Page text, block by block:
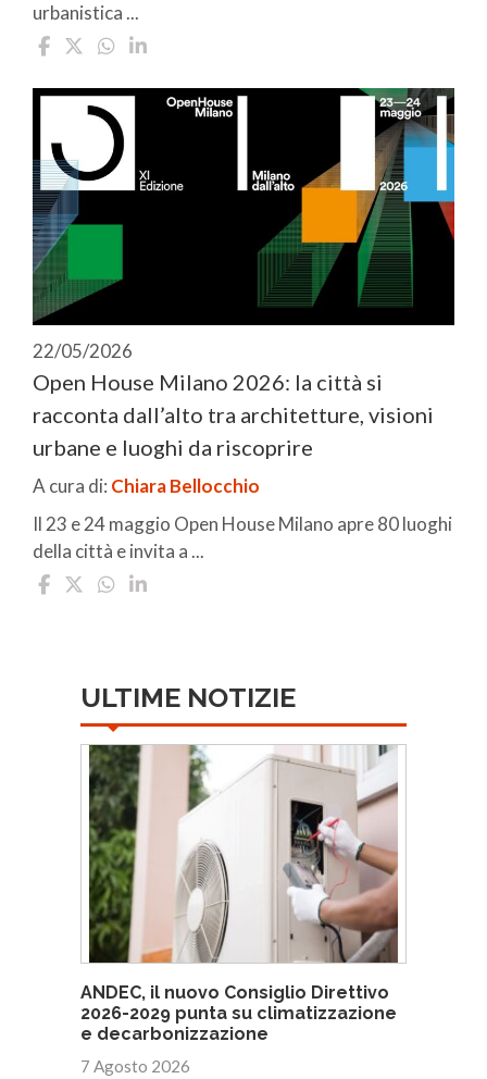
urbanistica ...
22/05/2026
Open House Milano 2026: la città si
racconta dall’alto tra architetture, visioni
urbane e luoghi da riscoprire
A cura di: Chiara Bellocchio
Il 23 e 24 maggio Open House Milano apre 80 luoghi
della città e invita a ...
ULTIME NOTIZIE
ANDEC, il nuovo Consiglio Direttivo
2026-2029 punta su climatizzazione
e decarbonizzazione
7 Agosto 2026